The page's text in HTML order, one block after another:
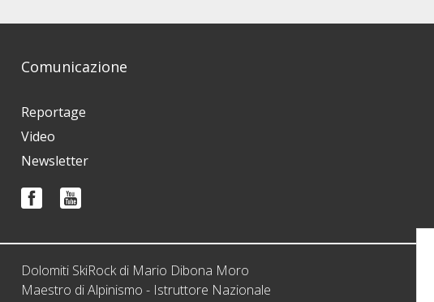
Comunicazione
Reportage
Video
Newsletter
Dolomiti SkiRock di Mario Dibona Moro
Maestro di Alpinismo - Istruttore Nazionale